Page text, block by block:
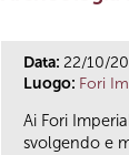
Data: 22/10/
Luogo: Fori
Ai Fori
svolgendo e